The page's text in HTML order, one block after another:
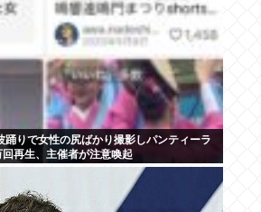
踊りで女性の尻ばかり撮影しパンティーラ
再生、主催者が注意喚起